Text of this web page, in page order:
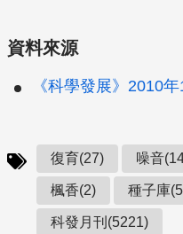
資料來源
《科學發展》2010
復育(27) 噪音
楓香(2) 種子庫
科發月刊(5221)